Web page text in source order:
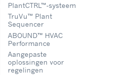
PlantCTRL™-systeem
TruVu™ Plant
Sequencer
ABOUND™ HVAC
Performance
Aangepaste
oplossingen voor
regelingen